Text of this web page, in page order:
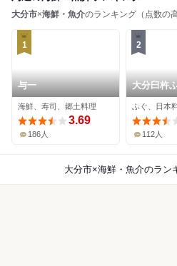
大分市×海鮮・魚介のランキング（点数の
1
与一
海鮮、寿司、郷土料理
3.69
186人
2
大分臼杵
ふぐ、日本
112人
大分市×海鮮・魚介のラン